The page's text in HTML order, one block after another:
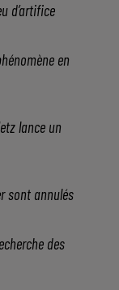
d’artifice
en
lance un
sont annulés
des